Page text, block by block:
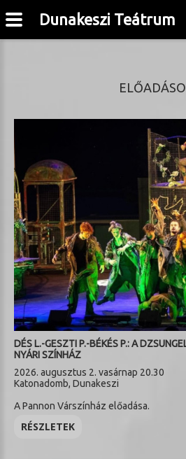
DÉS L.-GESZTI P.-BÉKÉS P.: A
NYÁRI SZÍNHÁZ
2026. augusztus 2. vasárnap 20.30
Katonadomb, Dunakeszi
A Pannon Várszínház előadása.
RÉSZLETEK
Dunakeszi Teátrum